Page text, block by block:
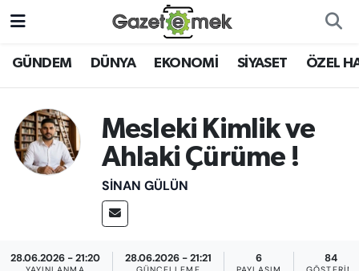
GÜNDEM DÜNYA EKONOMİ SİYASET ÖZEL
Mesleki Kimlik ve
Ahlaki Çürüme !
SINAN GÜLÜN
28.06.2026 - 21:20 28.06.2026 - 21:21 6 84
DÜNYA
EMEK HABERLERİ
YENİ MEDYADA EMEK
GAZETECİLİĞİNİ GELİŞTİRMEK
Nöbetçi Eczaneler
İstanbul Namaz Vakitleri
Trafik Durumu
Süper Lig Puan Durumu ve Fikstür
Tüm Manşetler